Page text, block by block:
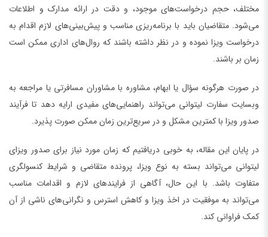
مختلف، حجم درخواست‌های موجود، و دقت در ارائه مدارک و اطلاعات
می‌شود. متقاضیان باید با برنامه‌ریزی مناسب و پیش‌بینی‌های لازم اقدام به
درخواست ویزا نموده و در نظر داشته باشند که روال‌های اداری ممکن است
زمان بر باشند.
در صورت هرگونه سؤال یا ابهام، مشاوره با مشاوران مسافرتی یا مراجعه به
وبسایت سفارت لیتوانی می‌تواند راهنمایی‌های مفیدی ارایه دهد تا فرآیند
صدور ویزا با کمترین مشکل و در سریع‌ترین زمان ممکن صورت پذیرد.
در پایان این مقاله، به خوبی دریافتیم که زمان مورد نیاز برای صدور ویزای
لیتوانی می‌تواند بسته به نوع ویزا، پرونده متقاضی و شرایط کنسولگری
متفاوت باشد. با این حال، آگاهی از فرایندهای لازم و اقدامات مناسب
می‌تواند به موفقیت در اخذ ویزا و کاهش استرس و نگرانی‌های ناشی از آن
کمک فراوانی کند.